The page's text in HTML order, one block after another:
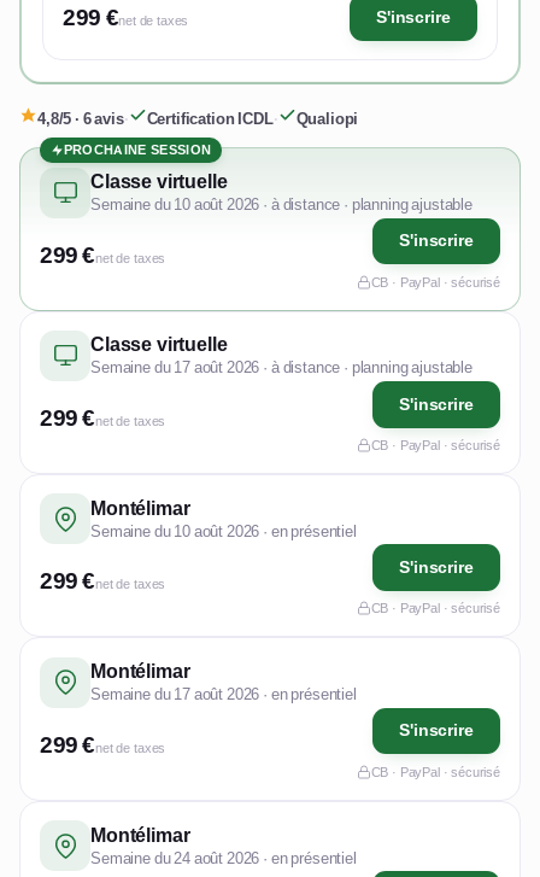
299 €net de taxes S'inscrire
4,8/5 · 6 avis· Certification ICDL· Qualiopi
PROCHAINE SESSION
Classe virtuelle
Semaine du 10 août 2026 · à distance · planning ajustable
299 €net de taxes
S'inscrire
CB · PayPal · sécurisé
Classe virtuelle
Semaine du 17 août 2026 · à distance · planning ajustable
299 €net de taxes
S'inscrire
CB · PayPal · sécurisé
Montélimar
Semaine du 10 août 2026 · en présentiel
299 €net de taxes
S'inscrire
CB · PayPal · sécurisé
Montélimar
Semaine du 17 août 2026 · en présentiel
299 €net de taxes
S'inscrire
CB · PayPal · sécurisé
Montélimar
Semaine du 24 août 2026 · en présentiel